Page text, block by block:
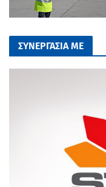
ΣΥΝΕΡΓΑΣΙΑ ΜΕ